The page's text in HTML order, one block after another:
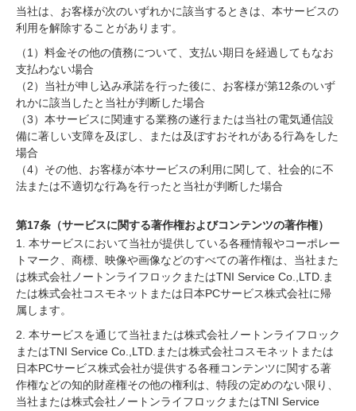
当社は、お客様が次のいずれかに該当するときは、本サービスの
利用を解除することがあります。
（1）料金その他の債務について、支払い期日を経過してもなお
支払わない場合
（2）当社が申し込み承諾を行った後に、お客様が第12条のいず
れかに該当したと当社が判断した場合
（3）本サービスに関連する業務の遂行または当社の電気通信設
備に著しい支障を及ぼし、または及ぼすおそれがある行為をした
場合
（4）その他、お客様が本サービスの利用に関して、社会的に不
法または不適切な行為を行ったと当社が判断した場合
第17条（サービスに関する著作権およびコンテンツの著作権）
1. 本サービスにおいて当社が提供している各種情報やコーポレー
トマーク、商標、映像や画像などのすべての著作権は、当社また
は株式会社ノートンライフロックまたはTNI Service Co.,LTD.ま
たは株式会社コスモネットまたは日本PCサービス株式会社に帰
属します。
2. 本サービスを通じて当社または株式会社ノートンライフロック
またはTNI Service Co.,LTD.または株式会社コスモネットまたは
日本PCサービス株式会社が提供する各種コンテンツに関する著
作権などの知的財産権その他の権利は、特段の定めのない限り、
当社または株式会社ノートンライフロックまたはTNI Service